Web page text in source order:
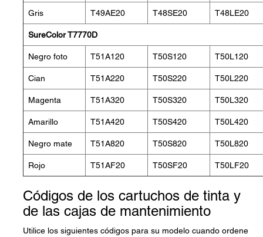
Gris T49AE20 T48SE20 T48LE20
SureColor T7770D
Negro foto T51A120 T50S120 T50L120
Cian T51A220 T50S220 T50L220
Magenta T51A320 T50S320 T50L320
Amarillo T51A420 T50S420 T50L420
Negro mate T51A820 T50S820 T50L820
Rojo T51AF20 T50SF20 T50LF20
Códigos de los cartuchos de tinta y
de las cajas de mantenimiento
Utilice los siguientes códigos para su modelo cuando ordene